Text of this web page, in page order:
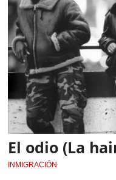
El odio (La
INMIGRACIÓN